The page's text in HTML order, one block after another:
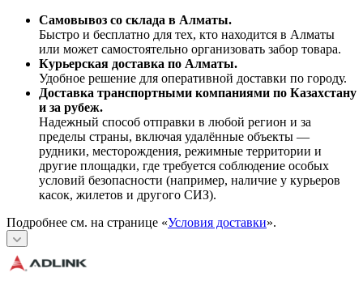
Самовывоз со склада в Алматы.
Быстро и бесплатно для тех, кто находится в Алматы
или может самостоятельно организовать забор товара.
Курьерская доставка по Алматы.
Удобное решение для оперативной доставки по городу.
Доставка транспортными компаниями по Казахстану
и за рубеж.
Надежный способ отправки в любой регион и за
пределы страны, включая удалённые объекты —
рудники, месторождения, режимные территории и
другие площадки, где требуется соблюдение особых
условий безопасности (например, наличие у курьеров
касок, жилетов и другого СИЗ).
Подробнее см. на странице «Условия доставки».